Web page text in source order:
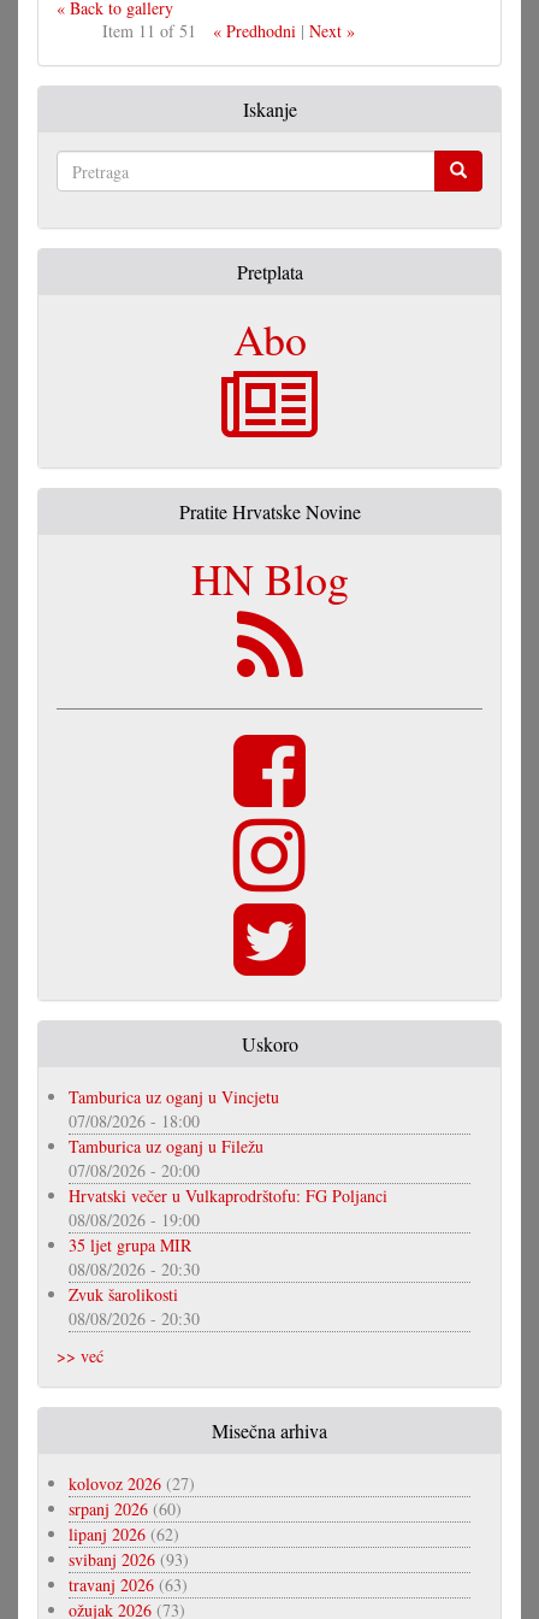
« Back to gallery
Item 11 of 51
« Predhodni| Next »
Iskanje
Pretplata
Abo
Pratite Hrvatske Novine
HN Blog
Uskoro
Tamburica uz oganj u Vincjetu
07/08/2026 - 18:00
Tamburica uz oganj u Filežu
07/08/2026 - 20:00
Hrvatski večer u Vulkaprodrštofu: FG Poljanci
08/08/2026 - 19:00
35 ljet grupa MIR
08/08/2026 - 20:30
Zvuk šarolikosti
08/08/2026 - 20:30
>> već
Misečna arhiva
kolovoz 2026 (27)
srpanj 2026 (60)
lipanj 2026 (62)
svibanj 2026 (93)
travanj 2026 (63)
ožujak 2026 (73)